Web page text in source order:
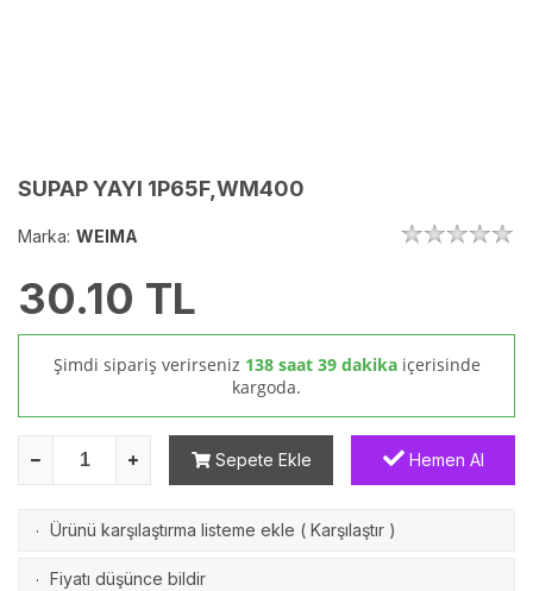
SUPAP YAYI 1P65F,WM400
Marka: WEIMA
30.10 TL
Şimdi sipariş verirseniz 138 saat 39 dakika içerisinde
kargoda.
Sepete Ekle Hemen Al
· Ürünü karşılaştırma listeme ekle ( Karşılaştır )
· Fiyatı düşünce bildir